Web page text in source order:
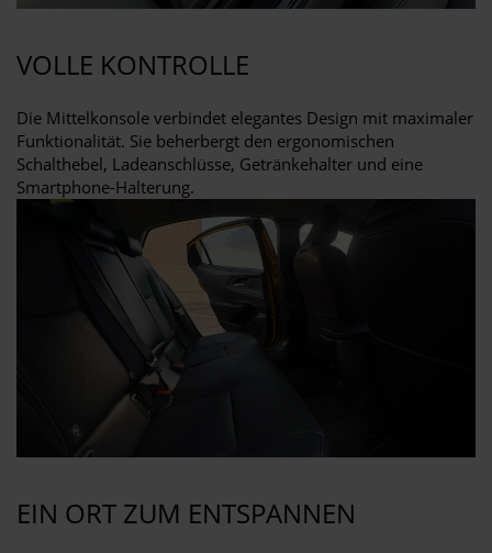
VOLLE KONTROLLE
Die Mittelkonsole verbindet elegantes Design mit maximaler
Funktionalität. Sie beherbergt den ergonomischen
Schalthebel, Ladeanschlüsse, Getränkehalter und eine
Smartphone-Halterung.
EIN ORT ZUM ENTSPANNEN